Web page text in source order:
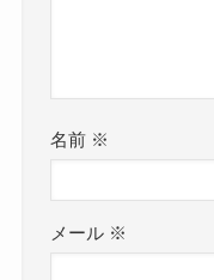
名前 ※
メール ※